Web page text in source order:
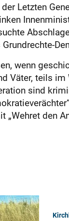
Letzten
wenn
Väter, teils
sind
den